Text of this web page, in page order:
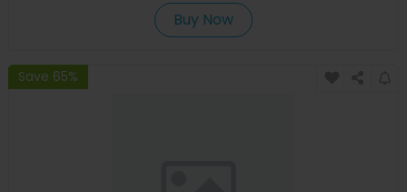
Buy Now
Save 65%